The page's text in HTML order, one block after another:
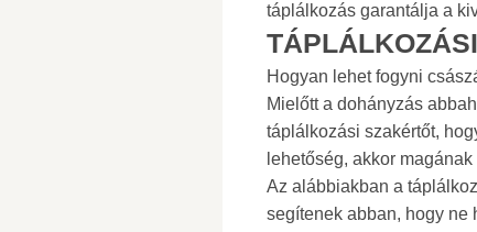
táplálkozás garantálja a
Hogyan lehet fogyni
Mielőtt a dohányzás
táplálkozási szakértőt,
lehetőség, akkor
Az alábbiakban a
segítenek abban, hogy ne